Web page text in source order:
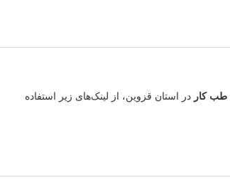
طب کار در استان قزوین، از لینک‌های زیر استفاده